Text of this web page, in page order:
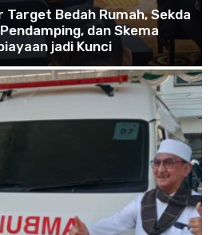
Bedah Rumah, Sekda
dan Skema
jadi Kunci